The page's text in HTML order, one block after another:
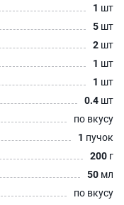
1 шт
5 шт
2 шт
1 шт
1 шт
0.4 шт
по вкусу
1 пучок
200 г
50 мл
по вкусу